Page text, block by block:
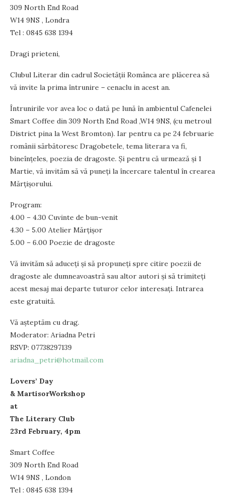
309 North End Road
W14 9NS , Londra
Tel : 0845 638 1394
Dragi prieteni,
Clubul Literar din cadrul Societăţii Românca are plăcerea să
vă invite la prima întrunire – cenaclu in acest an.
Întrunirile vor avea loc o dată pe lună în ambientul Cafenelei
Smart Coffee din 309 North End Road ,W14 9NS, (cu metroul
District pina la West Bromton). Iar pentru ca pe 24 februarie
românii sărbătoresc Dragobetele, tema literara va fi,
bineînţeles, poezia de dragoste. Şi pentru că urmează şi 1
Martie, vă invităm să vă puneţi la încercare talentul în crearea
Mărţişorului.
Program:
4.00 – 4.30 Cuvinte de bun-venit
4.30 – 5.00 Atelier Mărţişor
5.00 – 6.00 Poezie de dragoste
Vă invităm să aduceţi şi să propuneţi spre citire poezii de
dragoste ale dumneavoastră sau altor autori şi să trimiteţi
acest mesaj mai departe tuturor celor interesaţi. Intrarea
este gratuită.
Vă aşteptăm cu drag.
Moderator: Ariadna Petri
RSVP: 07738297139
ariadna_petri@hotmail.com
Lovers’ Day
& MartisorWorkshop
at
The Literary Club
23rd February, 4pm
Smart Coffee
309 North End Road
W14 9NS , London
Tel : 0845 638 1394